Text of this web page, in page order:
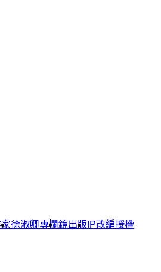
徐淑卿專欄鏡出版 IP改編授權